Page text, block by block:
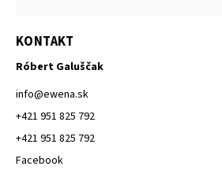
KONTAKT
Róbert Galuščak
info@ewena.sk
+421 951 825 792
+421 951 825 792
Facebook